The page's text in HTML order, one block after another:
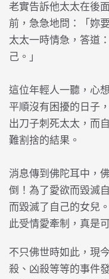
老實告訴他太太在後
前，急急地問：「妳
太太一時情急，答道
己。」
這位年輕人一聽，心
平順沒有困擾的日子
出刀子刺死太太，而
難割捨的結果。
消息傳到佛陀耳中，
倒！為了愛欲而毀滅
而毀滅了自己的女兒
此受情愛牽制，真是可
不只佛世時如此，現
殺、凶殺等等的事件